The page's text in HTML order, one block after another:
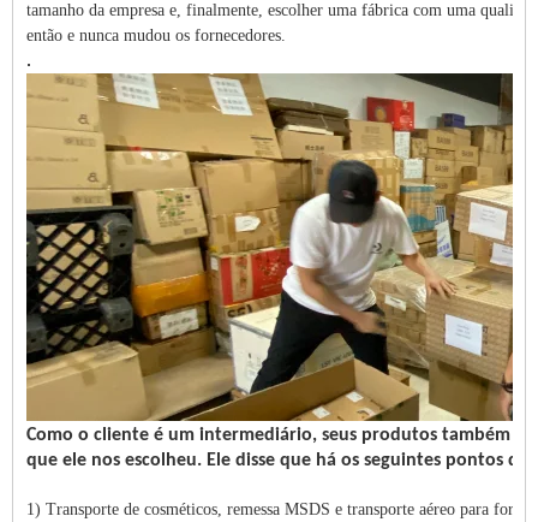
tamanho da empresa e, finalmente, escolher uma fábrica com uma
então e nunca mudou os fornecedores.
.
Como o cliente é um intermediário, seus produtos também
que ele nos escolheu. Ele disse que há os seguintes pontos
1) Transporte de cosméticos, remessa MSDS e transporte aéreo para